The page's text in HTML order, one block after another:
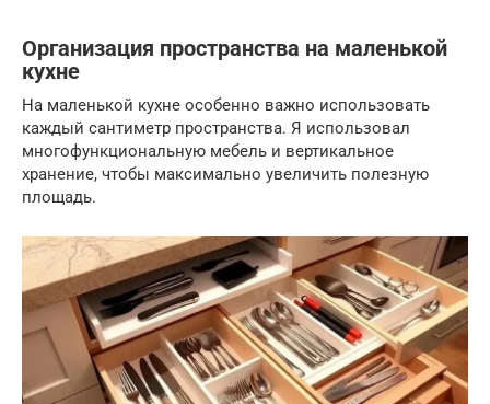
Организация пространства на маленькой
кухне
На маленькой кухне особенно важно использовать
каждый сантиметр пространства. Я использовал
многофункциональную мебель и вертикальное
хранение, чтобы максимально увеличить полезную
площадь.